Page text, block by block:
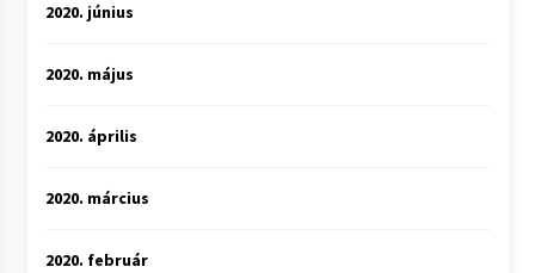
2020. június
2020. május
2020. április
2020. március
2020. február